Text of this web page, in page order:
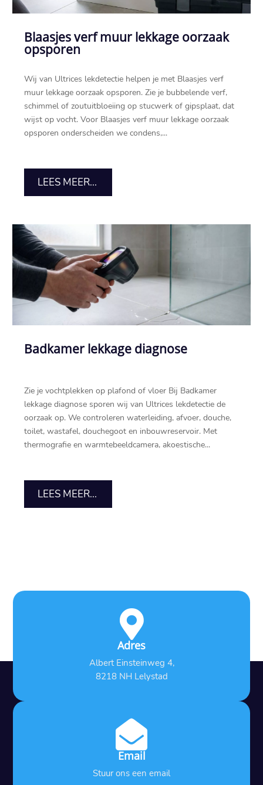
Blaasjes verf muur lekkage oorzaak
opsporen
Wij van Ultrices lekdetectie helpen je met Blaasjes verf
muur lekkage oorzaak opsporen.​ Zie je bubbelende verf,
schimmel of zoutuitbloeiing op stucwerk of gipsplaat, dat
wijst op vocht.​ Voor Blaasjes verf muur lekkage oorzaak
opsporen onderscheiden we condens,...
LEES MEER...
Badkamer lekkage diagnose
Zie je vochtplekken op plafond of vloer Bij Badkamer
lekkage diagnose sporen wij van Ultrices lekdetectie de
oorzaak op.​ We controleren waterleiding, afvoer, douche,
toilet, wastafel, douchegoot en inbouwreservoir.​ Met
thermografie en warmtebeeldcamera, akoestische...
LEES MEER...

Adres
Albert Einsteinweg 4,
8218 NH Lelystad

Email
Stuur ons een email